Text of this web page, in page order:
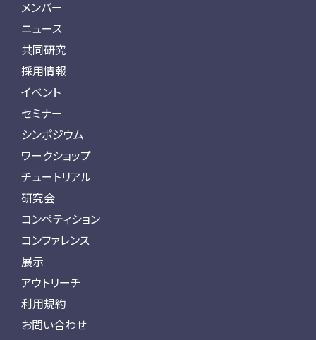
メンバー
ニュース
共同研究
採用情報
イベント
セミナー
シンポジウム
ワークショップ
チュートリアル
研究会
コンペティション
コンファレンス
展示
アウトリーチ
利用規約
お問い合わせ